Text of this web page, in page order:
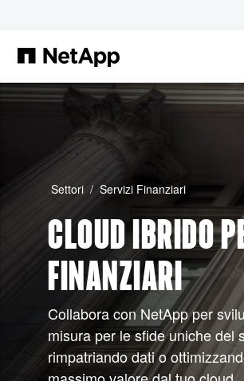
Settori Servizi Finanziari
CLOUD IBRIDO
FINANZIARI
Collabora con NetApp per
misura per le sfide uniche del
rimpatriando dati o